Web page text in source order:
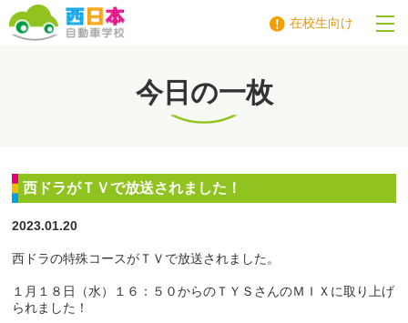
在校生向け
今日の一枚
西ドラがＴＶで放送されました！
2023.01.20
西ドラの特殊コースがＴＶで放送されました。
１月１８日（水）１６：５０からのＴＹＳさんのＭＩＸに取り上げ
られました！